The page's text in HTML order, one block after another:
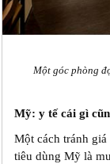
Một góc phòng
Mỹ: y tế cái gì
Một cách tránh
tiêu dùng Mỹ là